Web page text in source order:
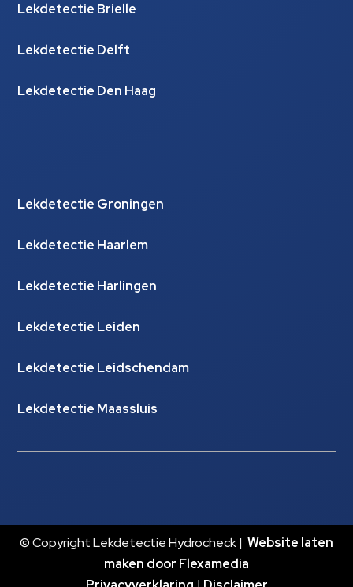
Lekdetectie Brielle
Lekdetectie Delft
Lekdetectie Den Haag
Lekdetectie Groningen
Lekdetectie Haarlem
Lekdetectie Harlingen
Lekdetectie Leiden
Lekdetectie Leidschendam
Lekdetectie Maassluis
© Copyright Lekdetectie Hydrocheck | Website laten
maken door Flexamedia